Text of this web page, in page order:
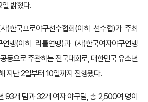
밝혔다.
)한국프로야구선수협회(이하 선수협)가 주최
맹(이하 리틀연맹)과 (사)한국여자야구연맹
동으로 주관하는 전국대회로, 대한민국 유소년
지난 2일부터 10일까지 진행됐다.
93개 팀과 32개 여자 야구팀, 총 2,500여 명이